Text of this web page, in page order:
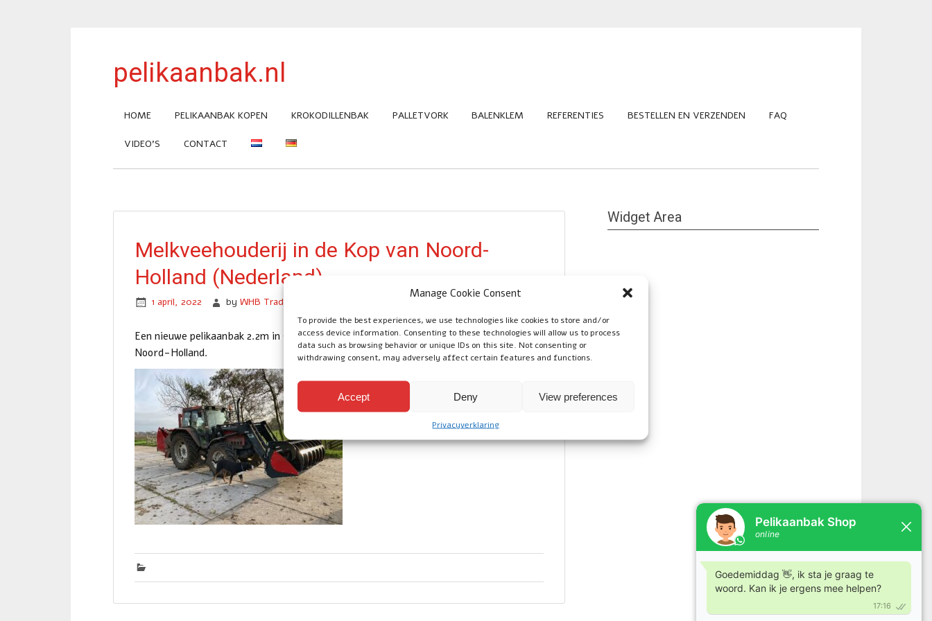
Manage Cookie Consent
To provide the best experiences, we use technologies like cookies to store and/or
access device information. Consenting to these technologies will allow us to process
data such as browsing behavior or unique IDs on this site. Not consenting or
withdrawing consent, may adversely affect certain features and functions.
Accept Deny View preferences
Privacyverklaring
pelikaanbak.nl
HOME PELIKAANBAK KOPEN KROKODILLENBAK PALLETVORK BALENKLEM REFERENTIES BESTELLEN EN VERZENDEN FAQ
VIDEO’S CONTACT
Melkveehouderij in de Kop van Noord-
Holland (Nederland)
1 april, 2022 by WHB Trading
Een nieuwe pelikaanbak 2.2m in gebruik genomen bij een melkveehouderij in de Kop van
Noord-Holland.
Widget Area